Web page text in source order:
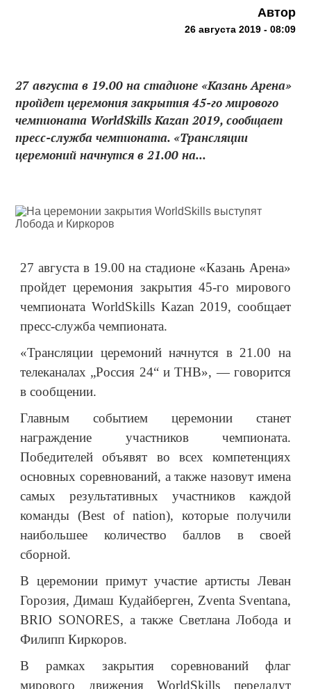
Автор
26 августа 2019 - 08:09
27 августа в 19.00 на стадионе «Казань Арена»
пройдет церемония закрытия 45-го мирового
чемпионата WorldSkills Kazan 2019, сообщает
пресс-служба чемпионата. «Трансляции
церемоний начнутся в 21.00 на...
27 августа в 19.00 на стадионе «Казань Арена»
пройдет церемония закрытия 45-го мирового
чемпионата WorldSkills Kazan 2019, сообщает
пресс-служба чемпионата.
«Трансляции церемоний начнутся в 21.00 на
телеканалах „Россия 24“ и ТНВ», — говорится
в сообщении.
Главным событием церемонии станет
награждение участников чемпионата.
Победителей объявят во всех компетенциях
основных соревнований, а также назовут имена
самых результативных участников каждой
команды (Best of nation), которые получили
наибольшее количество баллов в своей
сборной.
В церемонии примут участие артисты Леван
Горозия, Димаш Кудайберген, Zventa Sventana,
BRIO SONORES, а также Светлана Лобода и
Филипп Киркоров.
В рамках закрытия соревнований флаг
мирового движения WorldSkills передадут